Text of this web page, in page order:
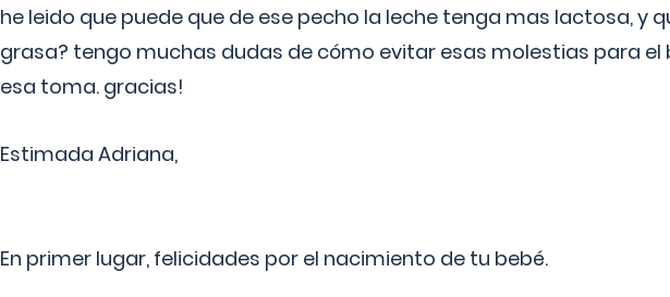
he leido que puede que de ese pecho la leche tenga mas lactosa, y
grasa? tengo muchas dudas de cómo evitar esas molestias para el
esa toma. gracias!
Estimada Adriana,
En primer lugar, felicidades por el nacimiento de tu bebé.